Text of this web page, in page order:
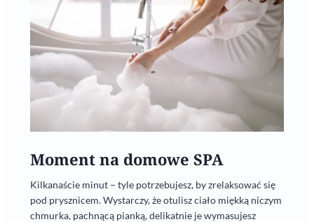
Moment na domowe SPA
Kilkanaście minut – tyle potrzebujesz, by zrelaksować się
pod prysznicem. Wystarczy, że otulisz ciało miękką niczym
chmurka, pachnącą pianką, delikatnie je wymasujesz